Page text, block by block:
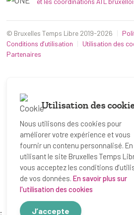
© Bruxelles Temps Libre 2019-2026
Conditions d’utilisation
Utilisation des
Partenaires
Utilisation des
Nous utilisons des cookies pour
améliorer votre expérience et vous
fournir un contenu personnalisé. En
utilisant le site Bruxelles Temps
vous acceptez les conditions
de vos données. En savoir plus sur
l'utilisation des cookies
J’accepte
;